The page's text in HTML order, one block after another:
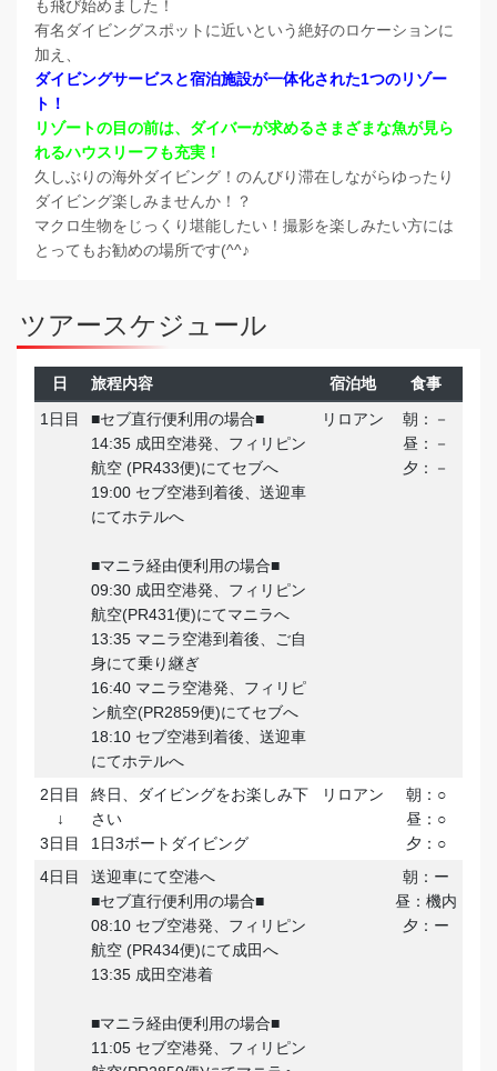
も飛び始めました！
有名ダイビングスポットに近いという絶好のロケーションに
加え、
ダイビングサービスと宿泊施設が一体化された1つのリゾー
ト！
リゾートの目の前は、ダイバーが求めるさまざまな魚が見ら
れるハウスリーフも充実！
久しぶりの海外ダイビング！のんびり滞在しながらゆったり
ダイビング楽しみませんか！？
マクロ生物をじっくり堪能したい！撮影を楽しみたい方には
とってもお勧めの場所です(^^♪
ツアースケジュール
日 旅程内容 宿泊地
食事
1日目
■セブ直行便利用の場合■
14:35 成田空港発、フィリピン
航空 (PR433便)にてセブへ
19:00 セブ空港到着後、送迎車
にてホテルへ
■マニラ経由便利用の場合■
09:30 成田空港発、フィリピン
航空(PR431便)にてマニラへ
13:35 マニラ空港到着後、ご自
身にて乗り継ぎ
16:40 マニラ空港発、フィリピ
ン航空(PR2859便)にてセブへ
18:10 セブ空港到着後、送迎車
にてホテルへ
リロアン
朝：－
昼：－
夕：－
2日目
↓
3日目
終日、ダイビングをお楽しみ下
さい
1日3ボートダイビング
リロアン
朝：○
昼：○
夕：○
4日目
送迎車にて空港へ
■セブ直行便利用の場合■
08:10 セブ空港発、フィリピン
航空 (PR434便)にて成田へ
13:35 成田空港着
■マニラ経由便利用の場合■
11:05 セブ空港発、フィリピン
朝：ー
昼：機内
夕：ー